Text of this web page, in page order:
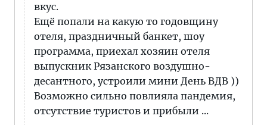
вкус.
Ещё попали на какую то годовщину
отеля, праздничный банкет, шоу
программа, приехал хозяин отеля
выпускник Рязанского воздушно-
десантного, устроили мини День ВДВ ))
Возможно сильно повлияла пандемия,
отсутствие туристов и прибыли ...